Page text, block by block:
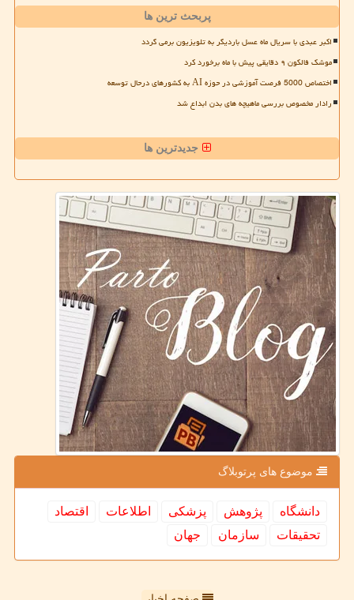
پربحث ترین ها
اکبر عبدی با سریال ماه عسل باردیگر به تلویزیون برمی گردد
موشک فالکون ۹ دقایقی پیش با ماه برخورد کرد
اختصاص 5000 فرصت آموزشی در حوزه AI به کشورهای درحال توسعه
رادار مخصوص بررسی ماهیچه های بدن ابداع شد
جدیدترین ها
موضوع های پرتوبلاگ
دانشگاه پژوهش پزشكی اطلاعات
اقتصاد
تحقیقات
سازمان جهان